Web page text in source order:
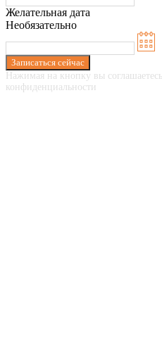
Желательная дата
Необязательно
Записаться сейчас
Нажимая на кнопку вы
конфиденциальности